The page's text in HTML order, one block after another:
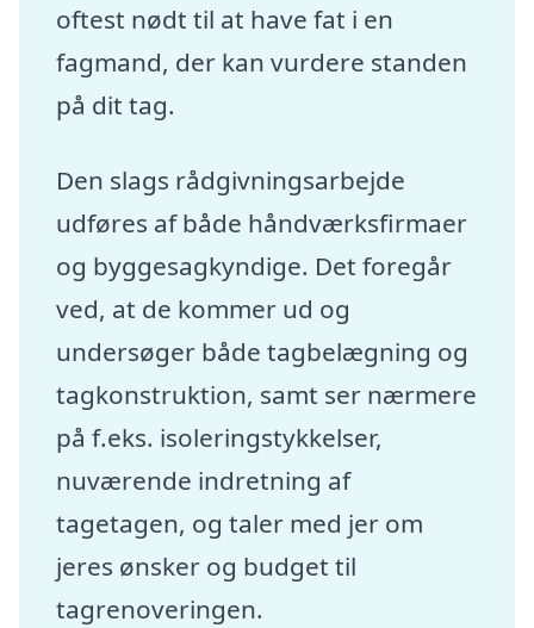
oftest nødt til at have fat i en
fagmand, der kan vurdere standen
på dit tag.
Den slags rådgivningsarbejde
udføres af både håndværksfirmaer
og byggesagkyndige. Det foregår
ved, at de kommer ud og
undersøger både tagbelægning og
tagkonstruktion, samt ser nærmere
på f.eks. isoleringstykkelser,
nuværende indretning af
tagetagen, og taler med jer om
jeres ønsker og budget til
tagrenoveringen.